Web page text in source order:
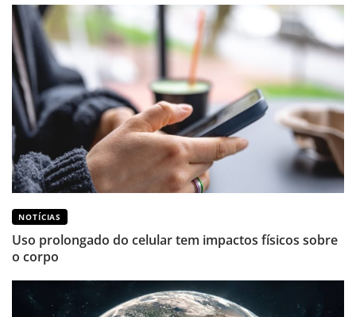
NOTÍCIAS
Uso prolongado do celular tem impactos físicos sobre
o corpo